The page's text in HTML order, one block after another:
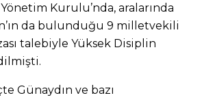
Kurulu’nda, aralarında
da bulunduğu 9 milletvekili
talebiyle Yüksek Disiplin
Günaydın ve bazı